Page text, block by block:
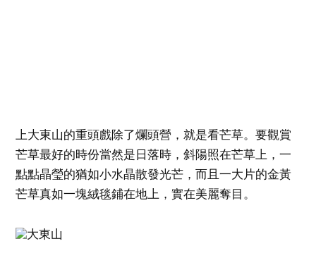
上大東山的重頭戲除了爛頭營，就是看芒草。要觀賞
芒草最好的時份當然是日落時，斜陽照在芒草上，一
點點晶瑩的猶如小水晶散發光芒，而且一大片的金黃
芒草真如一塊絨毯鋪在地上，實在美麗奪目。